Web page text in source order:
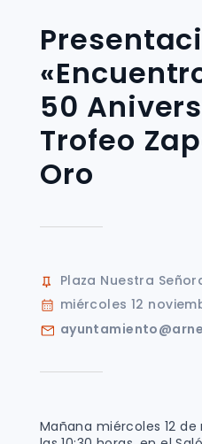
50
Trofeo
Oro
Plaza Nuestra
miércoles 12
Mañana miércoles 12